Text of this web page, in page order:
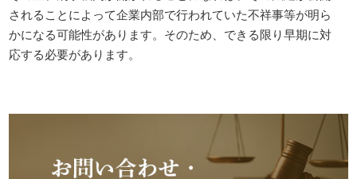
されることによって企業内部で行われていた不祥事等が明ら
かになる可能性があります。そのため、できる限り早期に対
応する必要があります。